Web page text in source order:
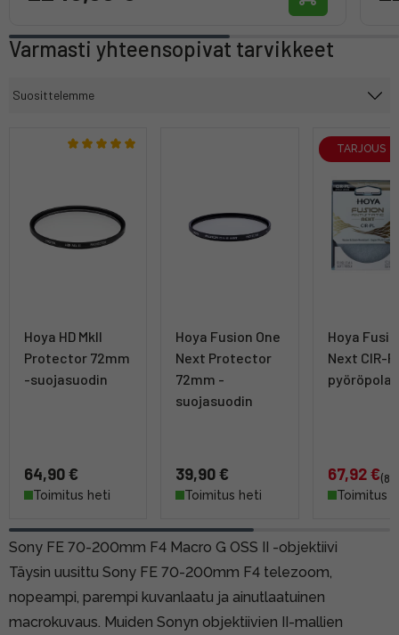
Varmasti yhteensopivat tarvikkeet
Hoya HD MkII
Protector 72mm
-suojasuodin
64,90 €
Toimitus heti
Hoya Fusion One
Next Protector
72mm -
suojasuodin
39,90 €
Toimitus heti
TARJOUS
Hoya
Next CIR-
67,92 €
Toimitus
Sony FE 70-200mm F4 Macro G OSS II -objektiivi
Täysin uusittu Sony FE 70-200mm F4 telezoom,
nopeampi, parempi kuvanlaatu ja ainutlaatuinen
macrokuvaus. Muiden Sonyn objektiivien II-mallien